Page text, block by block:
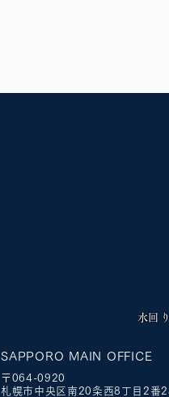
水回
SAPPORO MAIN OFFICE
​〒064-0920
札幌市中央区南20条西8丁目2番